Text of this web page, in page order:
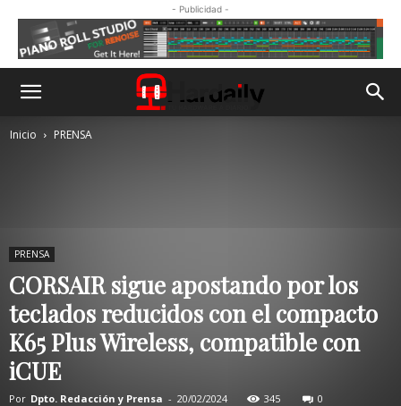
- Publicidad -
Inicio PRENSA
PRENSA
CORSAIR sigue apostando por los
teclados reducidos con el compacto
K65 Plus Wireless, compatible con
iCUE
Por Dpto. Redacción y Prensa - 20/02/2024 345 0